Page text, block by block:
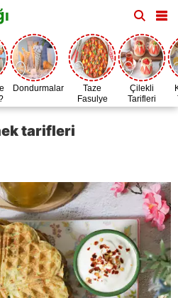
Dondurmalar
Taze
Fasulye
Zamanı
Çilekli
Tarifleri
tarifleri